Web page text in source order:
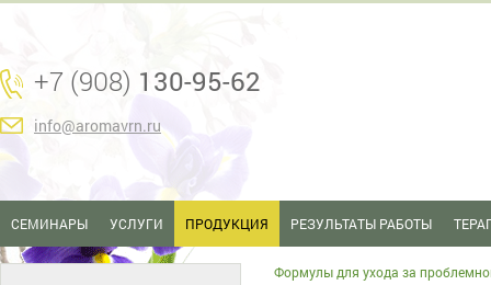
+7 (908) 130-95-62
info@aromavrn.ru
СЕМИНАРЫ УСЛУГИ ПРОДУКЦИЯ РЕЗУЛЬТАТЫ РАБОТЫ
Формулы для ухода за